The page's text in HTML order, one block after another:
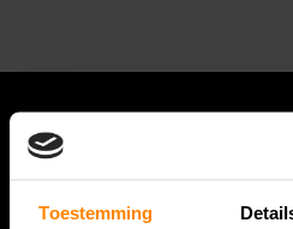
Toestemming